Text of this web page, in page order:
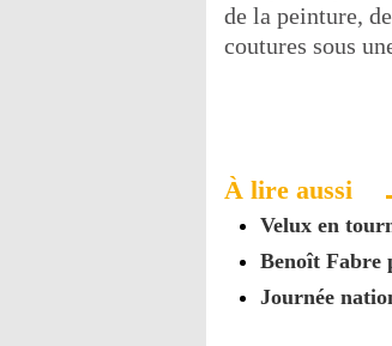
de la peinture,
coutures sous
À lire aussi
Velux en
Benoît Fabre
Journée